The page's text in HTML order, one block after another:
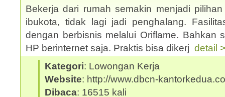
Bekerja dari rumah semakin menjadi
ibukota, tidak lagi jadi penghalang.
dengan berbisnis melalui Oriflame. Bahkan
HP berinternet saja. Praktis bisa dikerj detail
Kategori: Lowongan Kerja
Website: http://www.dbcn-
Dibaca: 16515 kali